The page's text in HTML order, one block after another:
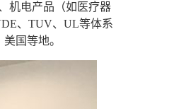
机电产品（如医疗器
、 TUV、 UL等体系
国等地。